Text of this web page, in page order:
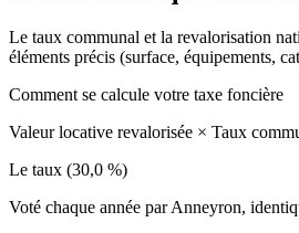
Le taux communal et la revalorisation
éléments précis (surface, équipements,
Comment se calcule votre taxe foncière
Valeur locative revalorisée × Taux
Le taux (30,0 %)
Voté chaque année par Anneyron,